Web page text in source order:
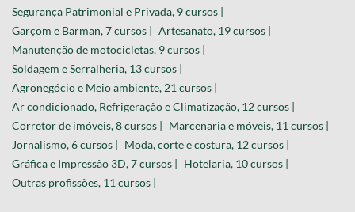
Segurança Patrimonial e Privada, 9 cursos |
Garçom e Barman, 7 cursos | Artesanato, 19 cursos |
Manutenção de motocicletas, 9 cursos |
Soldagem e Serralheria, 13 cursos |
Agronegócio e Meio ambiente, 21 cursos |
Ar condicionado, Refrigeração e Climatização, 12 cursos |
Corretor de imóveis, 8 cursos | Marcenaria e móveis, 11 cursos |
Jornalismo, 6 cursos | Moda, corte e costura, 12 cursos |
Gráfica e Impressão 3D, 7 cursos | Hotelaria, 10 cursos |
Outras profissões, 11 cursos |